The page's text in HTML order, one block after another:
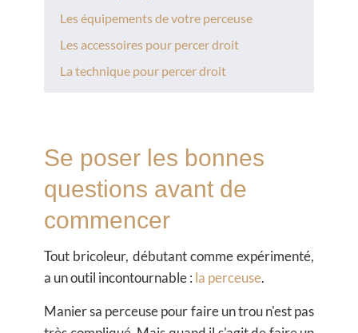
Les équipements de votre perceuse
Les accessoires pour percer droit
La technique pour percer droit
Se poser les bonnes
questions avant de
commencer
Tout bricoleur, débutant comme expérimenté,
a un outil incontournable : la perceuse.
Manier sa perceuse pour faire un trou n'est pas